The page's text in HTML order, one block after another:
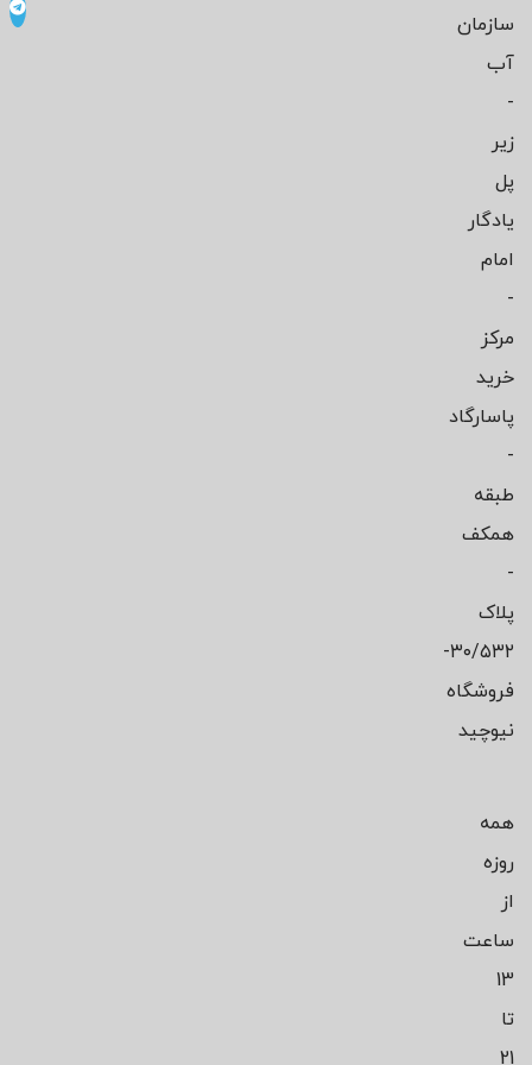
سازمان
آب
-
زیر
پل
یادگار
امام
-
مرکز
خرید
پاسارگاد
-
طبقه
همکف
-
پلاک
۳۰/۵۳۲-
فروشگاه
نیوچید
همه
روزه
از
ساعت
13
تا
21